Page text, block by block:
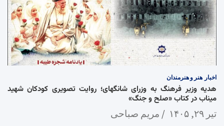
اخبار هنر و هنرمندان
هدیه وزیر فرهنگ به وزرای شانگهای؛ روایت تصویری کودکان شهید
میناب در کتاب «صلح و جنگ»
تیر ۲۹, ۱۴۰۵ مریم صباحی